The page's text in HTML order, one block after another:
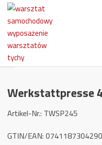
Werkstattpresse
Artikel-Nr.: TWSP245
GTIN/EAN: 0741187304290